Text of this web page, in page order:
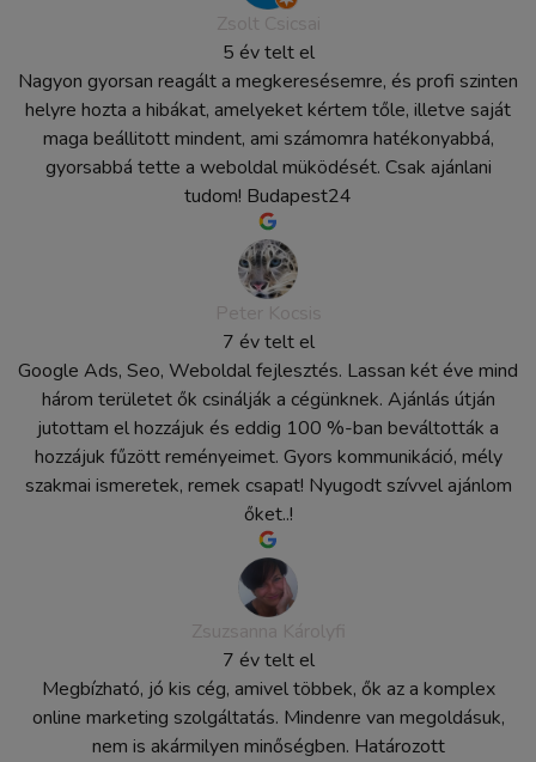
5 év telt el
Nagyon gyorsan reagált a megkeresésemre, és profi szinten
helyre hozta a hibákat, amelyeket kértem tőle, illetve saját
maga beállitott mindent, ami számomra hatékonyabbá,
gyorsabbá tette a weboldal müködését. Csak ajánlani
tudom! Budapest24
7 év telt el
Google Ads, Seo, Weboldal fejlesztés. Lassan két éve mind
három területet ők csinálják a cégünknek. Ajánlás útján
jutottam el hozzájuk és eddig 100 %-ban beváltották a
hozzájuk fűzött reményeimet. Gyors kommunikáció, mély
szakmai ismeretek, remek csapat! Nyugodt szívvel ajánlom
őket..!
7 év telt el
Megbízható, jó kis cég, amivel többek, ők az a komplex
online marketing szolgáltatás. Mindenre van megoldásuk,
nem is akármilyen minőségben. Határozott